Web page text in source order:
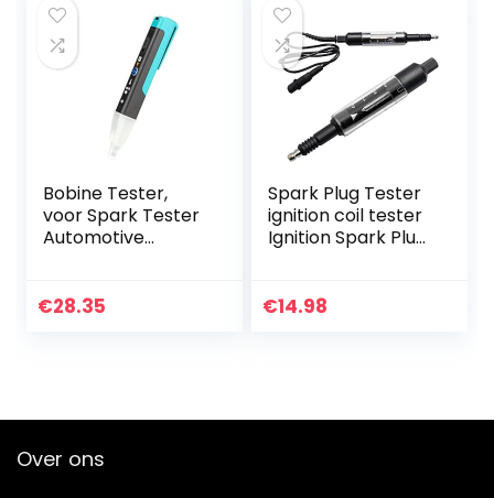
Bobine Tester,
voor Spark Tester
Automotive
Detector MST-101
€28.35
Spark Plug Tester
ignition coil tester
Ignition Spark Plug
Detector Autos
€14.98
Over ons